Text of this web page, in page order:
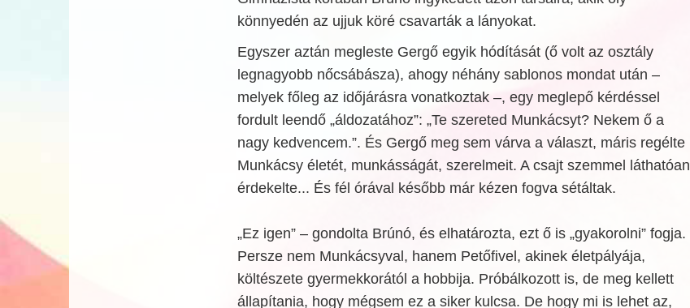
könnyedén az ujjuk köré csavarták a lányokat.
Egyszer aztán megleste Gergő egyik hódítását (ő volt az osztály
legnagyobb nőcsábásza), ahogy néhány sablonos mondat után –
melyek főleg az időjárásra vonatkoztak –, egy meglepő kérdéssel
fordult leendő „áldozatához”: „Te szereted Munkácsyt? Nekem ő a
nagy kedvencem.”. És Gergő meg sem várva a választ, máris regélte
Munkácsy életét, munkásságát, szerelmeit. A csajt szemmel láthatóan
érdekelte... És fél órával később már kézen fogva sétáltak.
„Ez igen” – gondolta Brúnó, és elhatározta, ezt ő is „gyakorolni” fogja.
Persze nem Munkácsyval, hanem Petőfivel, akinek életpályája,
költészete gyermekkorától a hobbija. Próbálkozott is, de meg kellett
állapítania, hogy mégsem ez a siker kulcsa. De hogy mi is lehet az,